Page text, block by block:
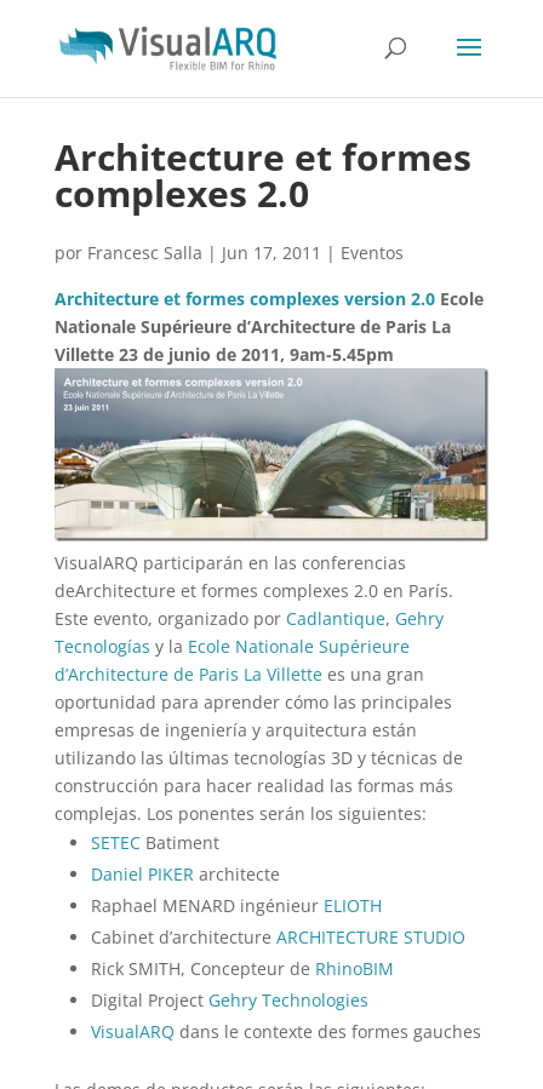
Architecture et formes
complexes 2.0
por Francesc Salla | Jun 17, 2011 | Eventos
Architecture et formes complexes version 2.0 Ecole
Nationale Supérieure d’Architecture de Paris La
Villette 23 de junio de 2011, 9am-5.45pm
VisualARQ participarán en las conferencias
deArchitecture et formes complexes 2.0 en París.
Este evento, organizado por Cadlantique, Gehry
Tecnologías y la Ecole Nationale Supérieure
d’Architecture de Paris La Villettees una gran
oportunidad para aprender cómo las principales
empresas de ingeniería y arquitectura están
utilizando las últimas tecnologías 3D y técnicas de
construcción para hacer realidad las formas más
complejas. Los ponentes serán los siguientes:
SETECBatiment
Daniel PIKERarchitecte
Raphael MENARD ingénieur ELIOTH
Cabinet d’architecture ARCHITECTURE STUDIO
Rick SMITH, Concepteur de RhinoBIM
Digital Project Gehry Technologies
VisualARQ dans le contexte des formes gauches